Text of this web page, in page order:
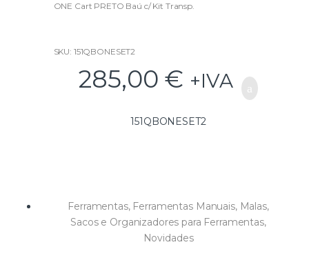
ONE Cart PRETO Baú c/ Kit Transp.
3 – 151QBONEORGXL2.0
Organizador XL 2.0 c/ Separadores
SKU: 151QBONESET2
285,00 € +IVA
151QBONESET2
Ferramentas, Ferramentas Manuais, Malas,
Sacos e Organizadores para Ferramentas,
Novidades